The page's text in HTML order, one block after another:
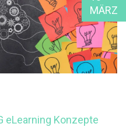
MÄRZ
eLearning Konzepte